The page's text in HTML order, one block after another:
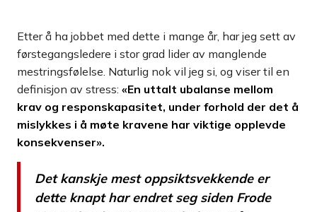
Etter å ha jobbet med dette i mange år, har jeg sett av
førstegangsledere i stor grad lider av manglende
mestringsfølelse. Naturlig nok vil jeg si, og viser til en
definisjon av stress: «En uttalt ubalanse mellom
krav og responskapasitet, under forhold der det å
mislykkes i å møte kravene har viktige opplevde
konsekvenser».
Det kanskje mest oppsiktsvekkende er
dette knapt har endret seg siden Frode